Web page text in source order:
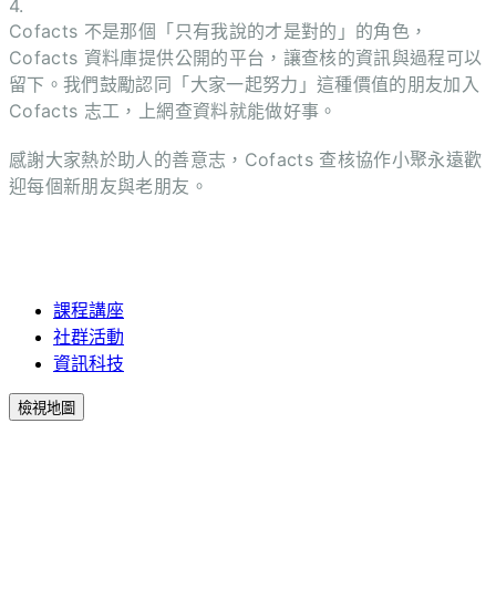
4.
Cofacts 不是那個「只有我說的才是對的」的角色，
Cofacts 資料庫提供公開的平台，讓查核的資訊與過程可以
留下。我們鼓勵認同「大家一起努力」這種價值的朋友加入
Cofacts 志工，上網查資料就能做好事。
感謝大家熱於助人的善意志，Cofacts 查核協作小聚永遠歡
迎每個新朋友與老朋友。
課程講座
社群活動
資訊科技
檢視地圖